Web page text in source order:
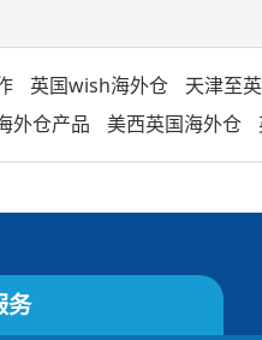
英国wish海外仓 天津至
外仓产品 美西英国海外仓
务